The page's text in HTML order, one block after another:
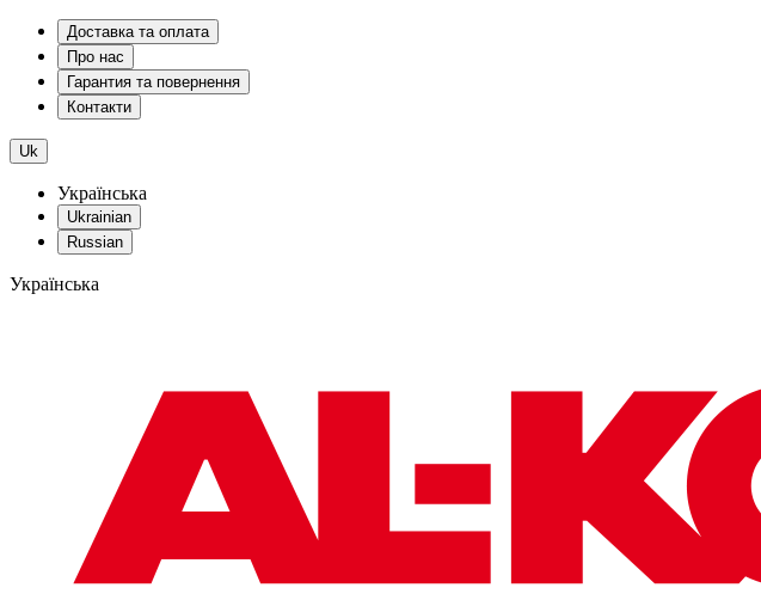
Доставка та оплата
Про нас
Гарантия та повернення
Контакти
Uk
Українська
Ukrainian
Russian
Українська